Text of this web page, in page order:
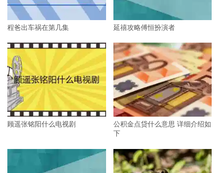
程爸出车祸在第几集 延禧攻略傅恒扮演者
顾遥张铭阳什么电视剧
公积金点贷什么意思 详细介绍如
下